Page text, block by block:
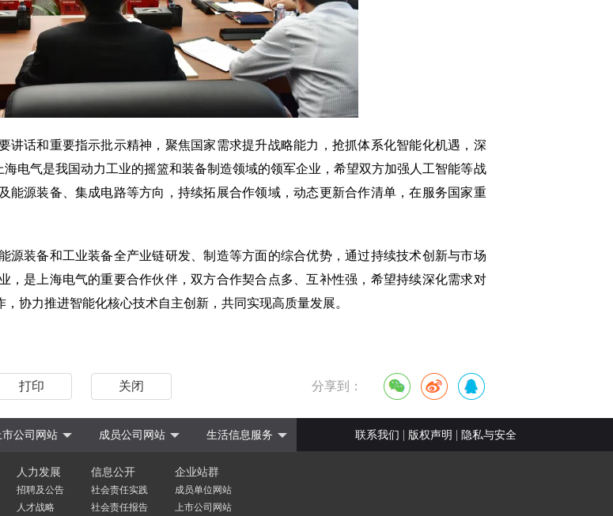
话和重要指示批示精神，聚焦国家需求提升战略能力，抢抓体系化智能化机遇，深
电气是我国动力工业的摇篮和装备制造领域的领军企业，希望双方加强人工智能等战
能源装备、集成电路等方向，持续拓展合作领域，动态更新合作清单，在服务国家重
装备和工业装备全产业链研发、制造等方面的综合优势，通过持续技术创新与市场
，是上海电气的重要合作伙伴，双方合作契合点多、互补性强，希望持续深化需求对
协力推进智能化核心技术自主创新，共同实现高质量发展。
打印 关闭 分享到：
联系我们 | 版权声明 | 隐私与安全
市公司网站 成员公司网站 生活信息服务
人力发展
招聘及公告
人才战略
信息公开
社会责任实践
社会责任报告
企业站群
成员单位网站
上市公司网站